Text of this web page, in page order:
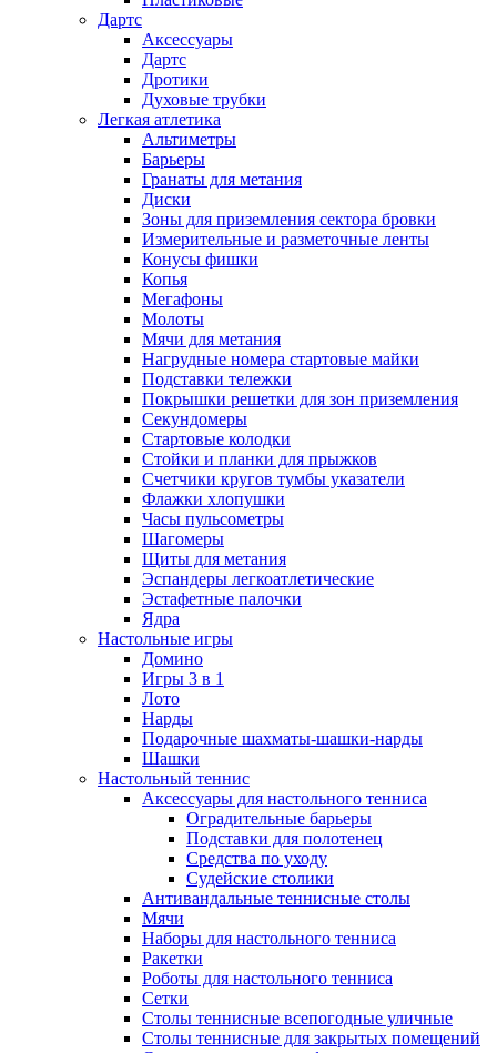
Дартс
Аксессуары
Дартс
Дротики
Духовые трубки
Легкая атлетика
Альтиметры
Барьеры
Гранаты для метания
Диски
Зоны для приземления сектора бровки
Измерительные и разметочные ленты
Конусы фишки
Копья
Мегафоны
Молоты
Мячи для метания
Нагрудные номера стартовые майки
Подставки тележки
Покрышки решетки для зон приземления
Секундомеры
Стартовые колодки
Стойки и планки для прыжков
Счетчики кругов тумбы указатели
Флажки хлопушки
Часы пульсометры
Шагомеры
Щиты для метания
Эспандеры легкоатлетические
Эстафетные палочки
Ядра
Настольные игры
Домино
Игры 3 в 1
Лото
Нарды
Подарочные шахматы-шашки-нарды
Шашки
Настольный теннис
Аксессуары для настольного тенниса
Оградительные барьеры
Подставки для полотенец
Средства по уходу
Судейские столики
Антивандальные теннисные столы
Мячи
Наборы для настольного тенниса
Ракетки
Роботы для настольного тенниса
Сетки
Столы теннисные всепогодные уличные
Столы теннисные для закрытых помещений